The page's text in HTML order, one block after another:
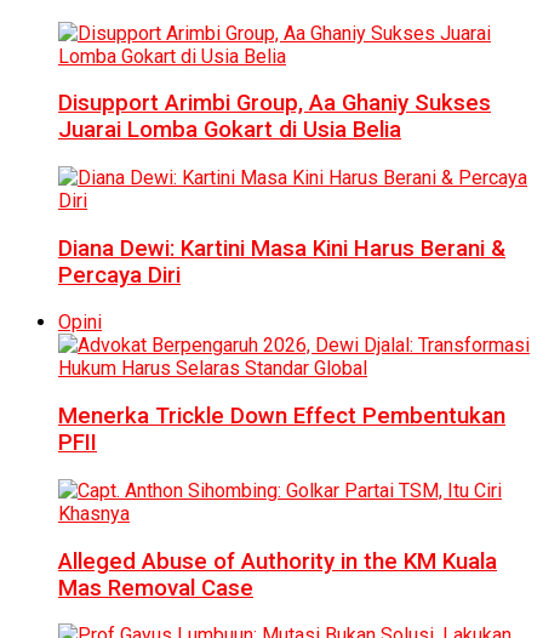
Disupport Arimbi Group, Aa Ghaniy Sukses
Juarai Lomba Gokart di Usia Belia
Diana Dewi: Kartini Masa Kini Harus Berani &
Percaya Diri
Opini
Menerka Trickle Down Effect Pembentukan
PFII
Alleged Abuse of Authority in the KM Kuala
Mas Removal Case